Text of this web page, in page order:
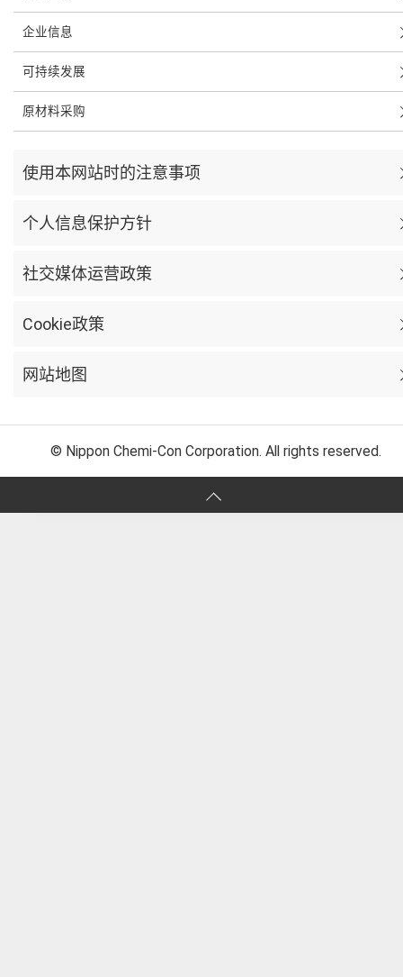
企业信息
可持续发展
原材料采购
使用本网站时的注意事项
个人信息保护方针
社交媒体运营政策
Cookie政策
网站地图
© Nippon Chemi-Con Corporation. All rights reserved.